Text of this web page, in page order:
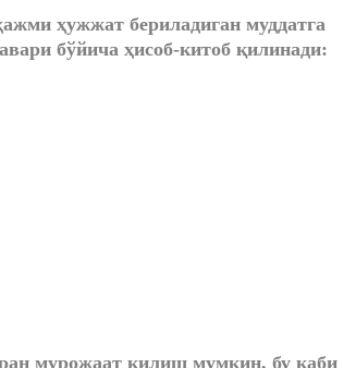
ҳужжат бериладиган муддатга
бўйича ҳисоб-китоб қилинади:
мурожаат қилиш мумкин, бу каби